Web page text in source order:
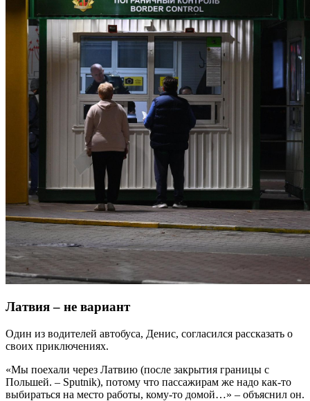
Латвия – не вариант
Один из водителей автобуса, Денис, согласился рассказать о
своих приключениях.
«Мы поехали через Латвию (после закрытия границы с
Польшей. – Sputnik), потому что пассажирам же надо как-то
выбираться на место работы, кому-то домой…» – объяснил он.